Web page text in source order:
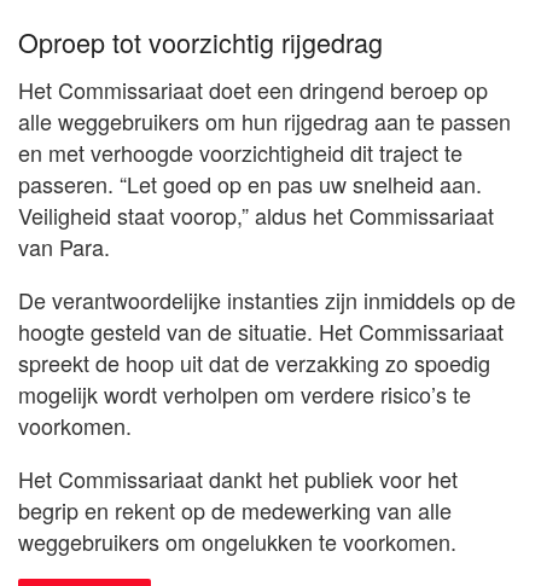
Oproep tot voorzichtig rijgedrag
Het Commissariaat doet een dringend beroep op
alle weggebruikers om hun rijgedrag aan te passen
en met verhoogde voorzichtigheid dit traject te
passeren. “Let goed op en pas uw snelheid aan.
Veiligheid staat voorop,” aldus het Commissariaat
van Para.
De verantwoordelijke instanties zijn inmiddels op de
hoogte gesteld van de situatie. Het Commissariaat
spreekt de hoop uit dat de verzakking zo spoedig
mogelijk wordt verholpen om verdere risico’s te
voorkomen.
Het Commissariaat dankt het publiek voor het
begrip en rekent op de medewerking van alle
weggebruikers om ongelukken te voorkomen.